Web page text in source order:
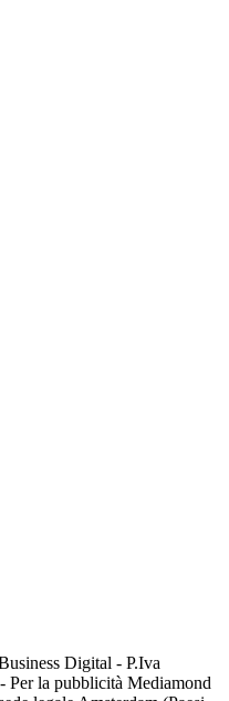
Digital - P.Iva
la pubblicità Mediamond